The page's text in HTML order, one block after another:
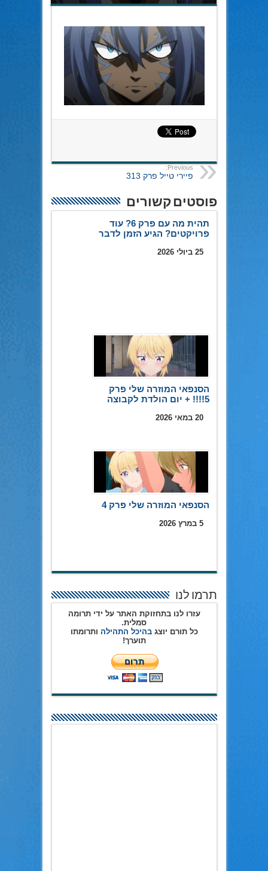
Previous:
פיירי טייל פרק 313
פוסטים קשורים
תהית מה עם פרק 6? עוד
פרויקטים? הגיע הזמן לדבר
25 ביולי 2026
הסנפאי המוזרה שלי פרק
5!!!! + יום הולדת לקבוצה
20 במאי 2026
הסנפאי המוזרה שלי פרק 4
5 במרץ 2026
תרמו לנו
עזרו לנו בתחזוקת האתר על ידי תרומה
סמלית.
כל תורם יוצגבהיכל התהילה ותרומתו
תוערך!